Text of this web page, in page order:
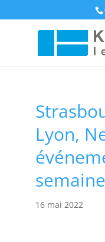
Lyon,
semaine
16 mai 2022